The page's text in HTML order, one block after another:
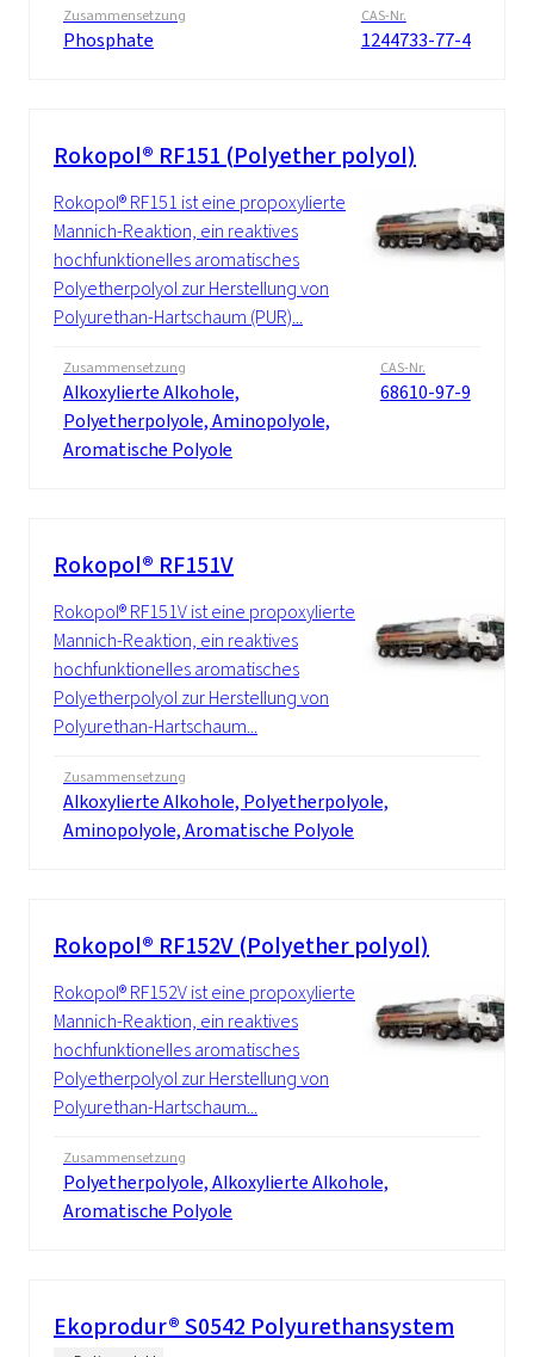
Zusammensetzung
Phosphate
CAS-Nr.
1244733-77-4
Rokopol® RF151 (Polyether polyol)
Rokopol® RF151 ist eine propoxylierte
Mannich-Reaktion, ein reaktives
hochfunktionelles aromatisches
Polyetherpolyol zur Herstellung von
Polyurethan-Hartschaum (PUR)...
Zusammensetzung
Alkoxylierte Alkohole,
Polyetherpolyole, Aminopolyole,
Aromatische Polyole
CAS-Nr.
68610-97-9
Rokopol® RF151V
Rokopol® RF151V ist eine propoxylierte
Mannich-Reaktion, ein reaktives
hochfunktionelles aromatisches
Polyetherpolyol zur Herstellung von
Polyurethan-Hartschaum...
Zusammensetzung
Alkoxylierte Alkohole, Polyetherpolyole,
Aminopolyole, Aromatische Polyole
Rokopol® RF152V (Polyether polyol)
Rokopol® RF152V ist eine propoxylierte
Mannich-Reaktion, ein reaktives
hochfunktionelles aromatisches
Polyetherpolyol zur Herstellung von
Polyurethan-Hartschaum...
Zusammensetzung
Polyetherpolyole, Alkoxylierte Alkohole,
Aromatische Polyole
Ekoprodur® S0542 Polyurethansystem